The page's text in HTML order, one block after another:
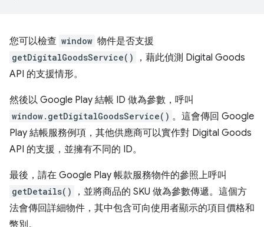
您可以檢查 window 物件是否支援
getDigitalGoodsService()
，藉此偵測 Digital Goods
API 的支援情形。
然後以 Google Play 結帳 ID 做為參數，呼叫
window.getDigitalGoodsService() 。這會傳回 Google
Play 結帳服務例項，其他供應商可以實作對 Digital Goods
API 的支援，並擁有不同的 ID。
最後，請在 Google Play 帳款服務物件的參照上呼叫
getDetails()
，並將商品的 SKU 做為參數傳遞。這個方
法會傳回詳細物件，其中包含可向使用者顯示的項目價格和
幣別。